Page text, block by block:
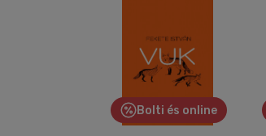
Bolti és online